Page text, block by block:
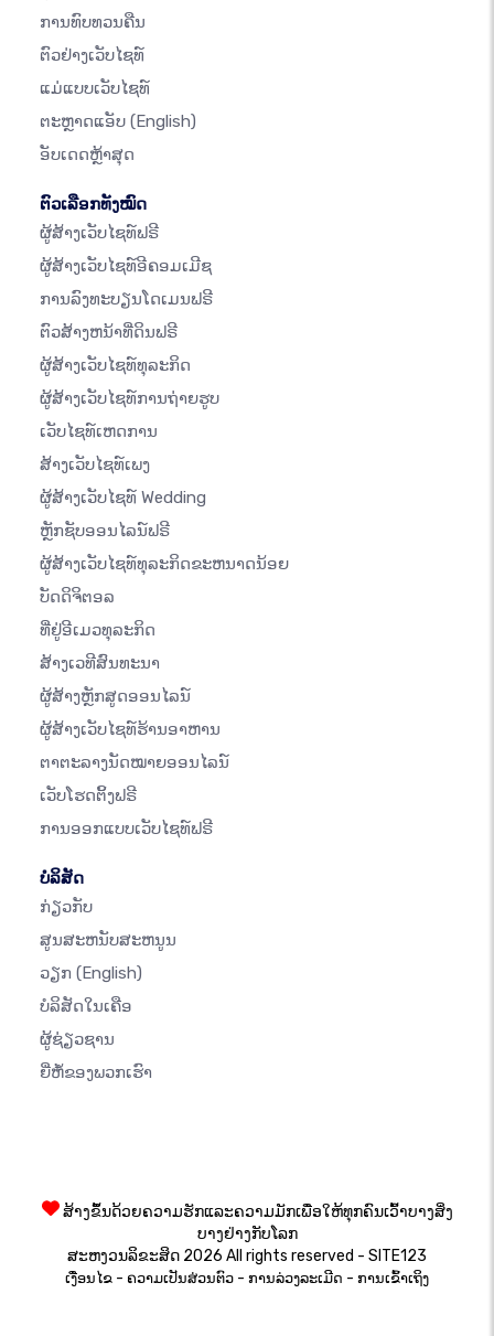
ການທົບທວນຄືນ
ຕົວຢ່າງເວັບໄຊທ໌
ແມ່ແບບເວັບໄຊທ໌
ຕະຫຼາດແອັບ (English)
ອັບເດດຫຼ້າສຸດ
ຕົວເລືອກທັງໝົດ
ຜູ້ສ້າງເວັບໄຊທ໌ຟຣີ
ຜູ້ສ້າງເວັບໄຊທ໌ອີຄອມເມີຊ
ການລົງທະບຽນໂດເມນຟຣີ
ຕົວສ້າງຫນ້າທີ່ດິນຟຣີ
ຜູ້ສ້າງເວັບໄຊທ໌ທຸລະກິດ
ຜູ້ສ້າງເວັບໄຊທ໌ການຖ່າຍຮູບ
ເວັບໄຊທ໌ເຫດການ
ສ້າງເວັບໄຊທ໌ເພງ
ຜູ້ສ້າງເວັບໄຊທ໌ Wedding
ຫຼັກຊັບອອນໄລນ໌ຟຣີ
ຜູ້ສ້າງເວັບໄຊທ໌ທຸລະກິດຂະຫນາດນ້ອຍ
ບັດດິຈິຕອລ
ທີ່ຢູ່ອີເມວທຸລະກິດ
ສ້າງເວທີສົນທະນາ
ຜູ້ສ້າງຫຼັກສູດອອນໄລນ໌
ຜູ້ສ້າງເວັບໄຊທ໌ຮ້ານອາຫານ
ຕາຕະລາງນັດໝາຍອອນໄລນ໌
ເວັບໂຮດຕິ້ງຟຣີ
ການອອກແບບເວັບໄຊທ໌ຟຣີ
ບໍລິສັດ
ກ່ຽວກັບ
ສູນສະຫນັບສະຫນູນ
ວຽກ (English)
ບໍລິສັດໃນເຄືອ
ຜູ້ຊ່ຽວຊານ
ຍີ່ຫໍ້ຂອງພວກເຮົາ
ສ້າງຂຶ້ນດ້ວຍຄວາມຮັກແລະຄວາມມັກເພື່ອໃຫ້ທຸກຄົນເວົ້າບາງສິ່ງ
ບາງຢ່າງກັບໂລກ
ສະຫງວນລິຂະສິດ 2026 All rights reserved - SITE123
ເງື່ອນໄຂ - ຄວາມເປັນສ່ວນຕົວ - ການລ່ວງລະເມີດ - ການເຂົ້າເຖິງ